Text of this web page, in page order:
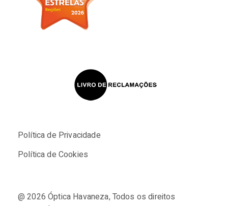
Política de Privacidade
Política de Cookies
@ 2026Óptica Havaneza, Todos os direitos